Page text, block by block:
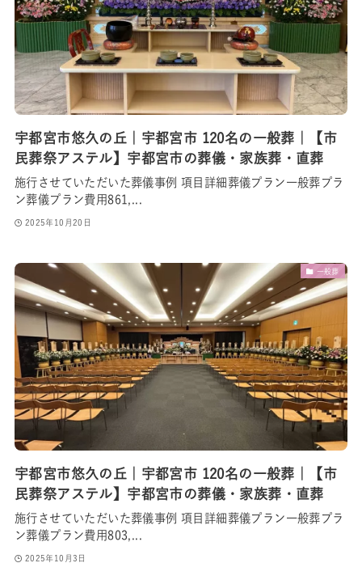
宇都宮市悠久の丘｜宇都宮市 120名の一般葬｜【市
民葬祭アステル】宇都宮市の葬儀・家族葬・直葬
施行させていただいた葬儀事例 項目詳細葬儀プラン一般葬プラ
ン葬儀プラン費用861,...
2025年10月20日
一般葬
宇都宮市悠久の丘｜宇都宮市 120名の一般葬｜【市
民葬祭アステル】宇都宮市の葬儀・家族葬・直葬
施行させていただいた葬儀事例 項目詳細葬儀プラン一般葬プラ
ン葬儀プラン費用803,...
2025年10月3日